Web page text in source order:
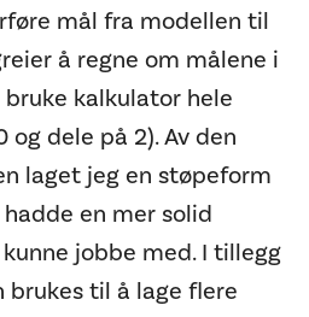
mål fra modellen til
å regne om målene i
kalkulator hele
og dele på 2). Av den
laget jeg en støpeform
en mer solid
jobbe med. I tillegg
brukes til å lage flere